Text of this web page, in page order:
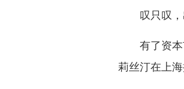
叹只叹，
有了资本
莉丝汀在上